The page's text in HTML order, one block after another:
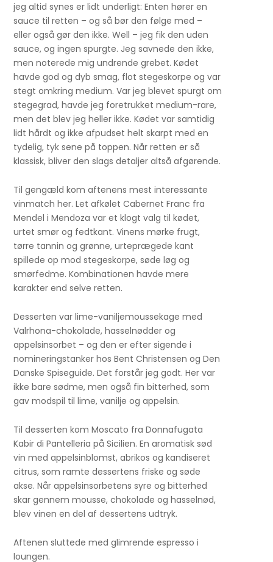
jeg altid synes er lidt underligt: Enten hører en
sauce til retten – og så bør den følge med –
eller også gør den ikke. Well – jeg fik den uden
sauce, og ingen spurgte. Jeg savnede den ikke,
men noterede mig undrende grebet. Kødet
havde god og dyb smag, flot stegeskorpe og var
stegt omkring medium. Var jeg blevet spurgt om
stegegrad, havde jeg foretrukket medium-rare,
men det blev jeg heller ikke. Kødet var samtidig
lidt hårdt og ikke afpudset helt skarpt med en
tydelig, tyk sene på toppen. Når retten er så
klassisk, bliver den slags detaljer altså afgørende.
Til gengæld kom aftenens mest interessante
vinmatch her. Let afkølet Cabernet Franc fra
Mendel i Mendoza var et klogt valg til kødet,
urtet smør og fedtkant. Vinens mørke frugt,
tørre tannin og grønne, urteprægede kant
spillede op mod stegeskorpe, søde løg og
smørfedme. Kombinationen havde mere
karakter end selve retten.
Desserten var lime-vaniljemoussekage med
Valrhona-chokolade, hasselnødder og
appelsinsorbet – og den er efter sigende i
nomineringstanker hos Bent Christensen og Den
Danske Spiseguide. Det forstår jeg godt. Her var
ikke bare sødme, men også fin bitterhed, som
gav modspil til lime, vanilje og appelsin.
Til desserten kom Moscato fra Donnafugata
Kabir di Pantelleria på Sicilien. En aromatisk sød
vin med appelsinblomst, abrikos og kandiseret
citrus, som ramte dessertens friske og søde
akse. Når appelsinsorbetens syre og bitterhed
skar gennem mousse, chokolade og hasselnød,
blev vinen en del af dessertens udtryk.
Aftenen sluttede med glimrende espresso i
loungen.